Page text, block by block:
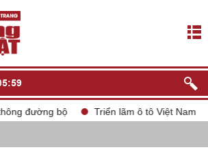
đường bộ Triển lãm ô tô Việt Nam